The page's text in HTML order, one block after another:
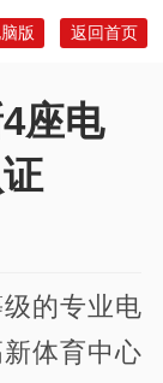
返回首页
版
座电
的专业电
体育中心